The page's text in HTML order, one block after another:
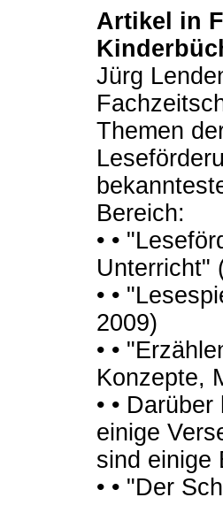
Artikel in
Jürg
Themen
Bereich:
• •
Unterricht"
• •
2009)
• •
Konzepte,
• •
einige
sind einige
• • "Der